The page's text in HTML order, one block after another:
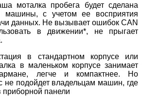
моталка пробега будет сделана
машины, с учетом ее восприятия
данных. Не вызывает ошибок CAN
в движении*, не прыгает
в стандартном корпусе или
в маленьком корпусе занимает
легче и компактнее. Но
не подойдет владельцам машин, где
приборной панели